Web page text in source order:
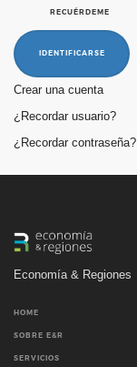
RECUÉRDEME
IDENTIFICARSE
Crear una cuenta
¿Recordar usuario?
¿Recordar contraseña?
Economía & Regiones
HOME
SOBRE E&R
SERVICIOS